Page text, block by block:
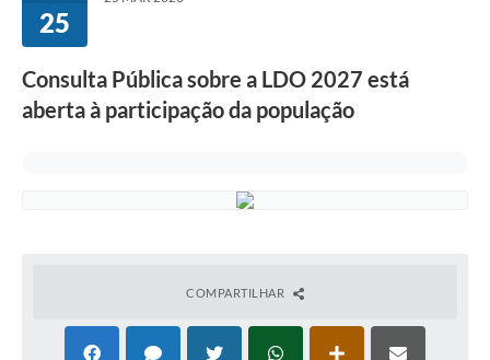
25
Consulta Pública sobre a LDO 2027 está
aberta à participação da população
COMPARTILHAR